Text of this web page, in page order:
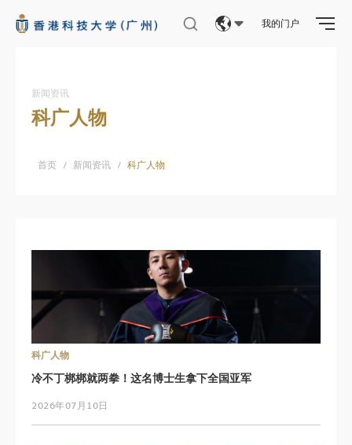
我的门户
新闻资讯
科广人物
首页 / 新闻资讯 / 科广人物
科广人物
冷不丁梆梆就两拳！这名博士生拿下全国亚军
2026年07月10日